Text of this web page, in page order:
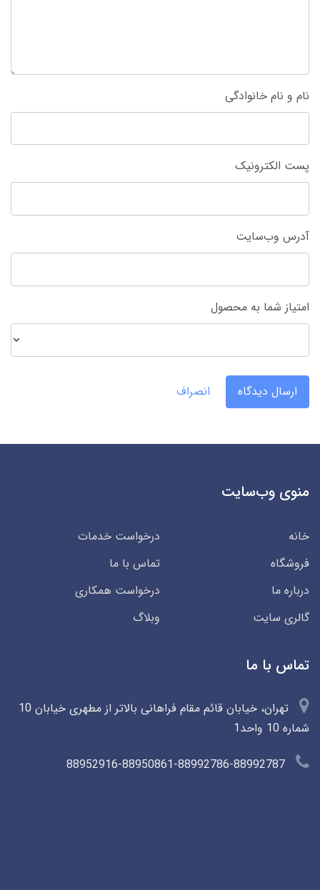
نام و نام خانوادگی
پست الکترونیک
آدرس وب‌سایت
امتیاز شما به محصول
ارسال دیدگاه انصراف
منوی وب‌سایت
خانه
درخواست خدمات
فروشگاه
تماس با ما
درباره ما
درخواست همکاری
گالری سایت
وبلاگ
تماس با ما
تهران، خیابان قائم مقام فراهانی بالاتر از مطهری خیابان 10
شماره 10 واحد1